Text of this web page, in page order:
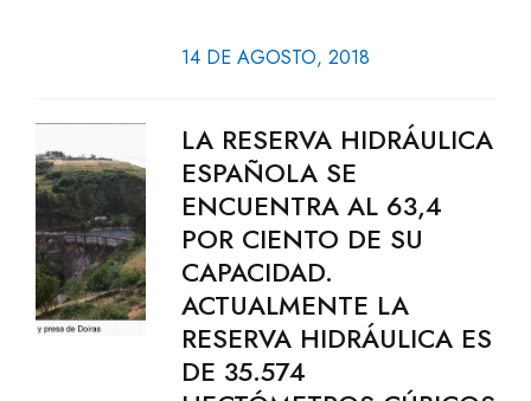
14 DE AGOSTO, 2018
LA RESERVA HIDRÁULICA
ESPAÑOLA SE
ENCUENTRA AL 63,4
POR CIENTO DE SU
CAPACIDAD.
ACTUALMENTE LA
RESERVA HIDRÁULICA ES
DE 35.574